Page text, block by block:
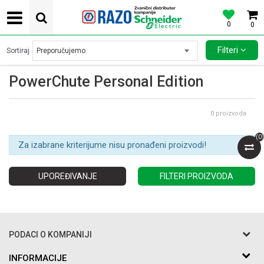
0
0
POVOLJNE CENE AUTOMATSKIH OSIGURACA SCHNEIDER ELECTRIC
(0)
PowerChute Personal Edition
Sortiraj Filteri
0 proizvoda
Za izabrane kriterijume nisu pronađeni proizvodi!
UPOREĐIVANJE FILTERI PROIZVODA
PODACI O KOMPANIJI
Razo DOO
INFORMACIJE